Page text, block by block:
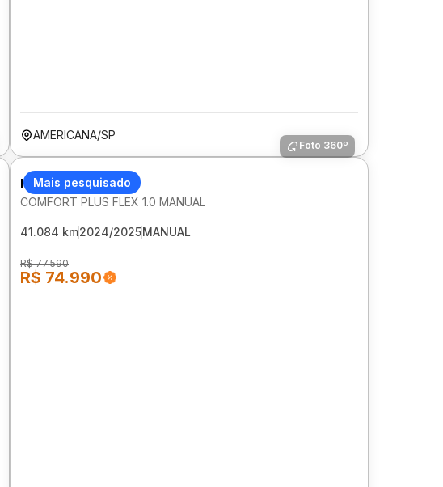
AMERICANA/SP
Mais pesquisado
Foto 360º
HYUNDAI HB20
COMFORT PLUS FLEX 1.0 MANUAL
41.084 km2024/2025MANUAL
R$ 77.590
R$ 74.990